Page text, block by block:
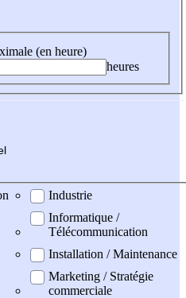
(en heure)
heures
Industrie
Informatique /
Télécommunication
Installation / Maintenance
Marketing / Stratégie
commerciale